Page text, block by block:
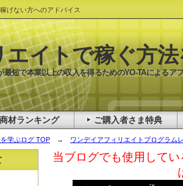
げない方へのアドバイス
学ぶログ TOP → ワンデイアフィリエイトプログラム
当ブログでも使用して
エイトで稼ぐ方
最短で本業以上の収入を得るためのYO-TAによるア
材ランキング ご購入者さま特典